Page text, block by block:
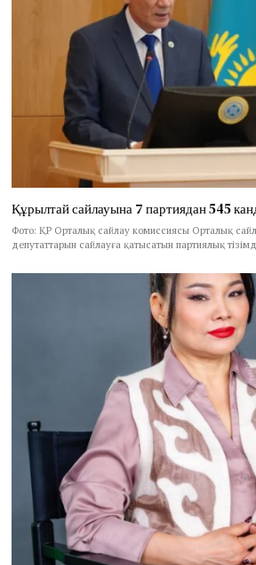
Құрылтай сайлауына 7 партиядан 545
Фото: ҚР Орталық сайлау комиссиясы Орталық
депутаттарын сайлауға қатысатын партиялық